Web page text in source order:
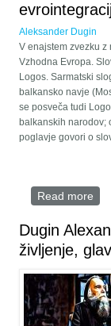
Aleksander Dugin
V enajstem zvezku z
Vzhodna Evropa.
Logos. Sarmatski
balkansko navje
se posveča tudi
balkanskih narodov;
poglavje govori o
Read more
Dugin
življenje,